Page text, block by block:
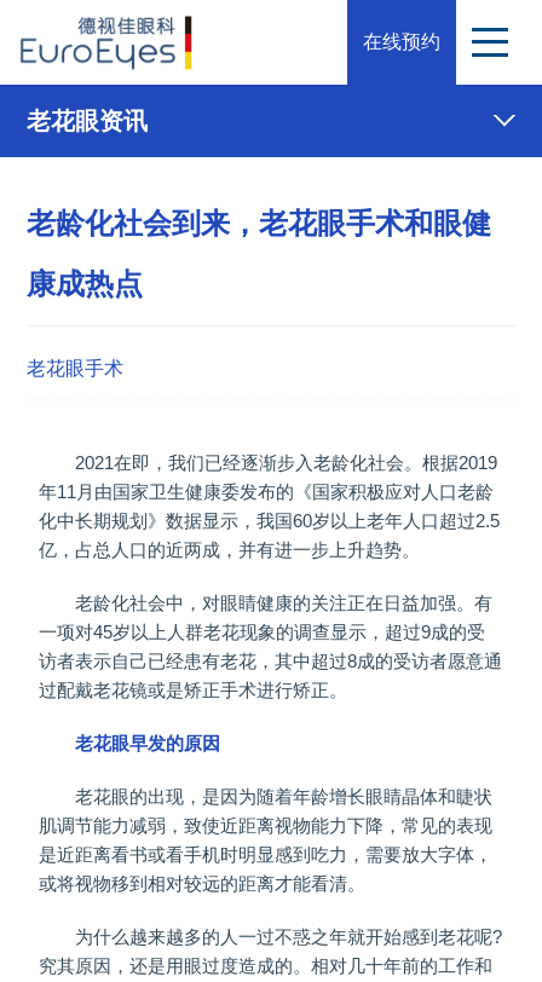
在线预约
老花眼资讯
老龄化社会到来，老花眼手术和眼健
康成热点
老花眼手术
2021在即，我们已经逐渐步入老龄化社会。根据2019
年11月由国家卫生健康委发布的《国家积极应对人口老龄
化中长期规划》数据显示，我国60岁以上老年人口超过2.5
亿，占总人口的近两成，并有进一步上升趋势。
老龄化社会中，对眼睛健康的关注正在日益加强。有
一项对45岁以上人群老花现象的调查显示，超过9成的受
访者表示自己已经患有老花，其中超过8成的受访者愿意通
过配戴老花镜或是矫正手术进行矫正。
老花眼早发的原因
老花眼的出现，是因为随着年龄增长眼睛晶体和睫状
肌调节能力减弱，致使近距离视物能力下降，常见的表现
是近距离看书或看手机时明显感到吃力，需要放大字体，
或将视物移到相对较远的距离才能看清。
为什么越来越多的人一过不惑之年就开始感到老花呢?
究其原因，还是用眼过度造成的。相对几十年前的工作和